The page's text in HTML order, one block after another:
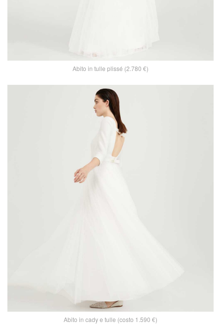
Abito in tulle plissé (2.780 €)
Abito in cady e tulle (costo 1.590 €)